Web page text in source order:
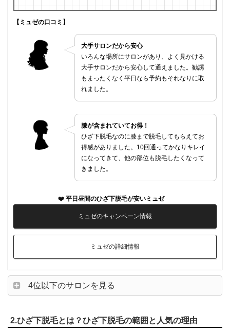
【ミュゼの口コミ】
大手サロンだから安心
いろんな場所にサロンがあり、よく見かける
大手サロンだから安心して通えました。勧誘
もまったくなく平日なら予約もそれなりに取
れました。
膝が含まれていてお得！
ひざ下脱毛なのに膝まで脱毛してもらえてお
得感がありました。10回通ってかなりキレイ
になってきて、他の部位も脱毛したくなって
きました。
平日昼間のひざ下脱毛が安いミュゼ
ミュゼのキャンペーン情報
ミュゼの詳細情報
4位以下のサロンを見る
2.ひざ下脱毛とは？ひざ下脱毛の範囲と人気の理由